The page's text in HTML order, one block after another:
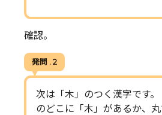
確認。
発問 . 2
次は「木」のつく漢字です。
のどこに「木」があるか、丸